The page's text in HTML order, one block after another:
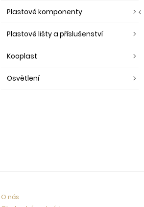
Plastové komponenty
Plastové lišty a příslušenství
Kooplast
Osvětlení
O nás